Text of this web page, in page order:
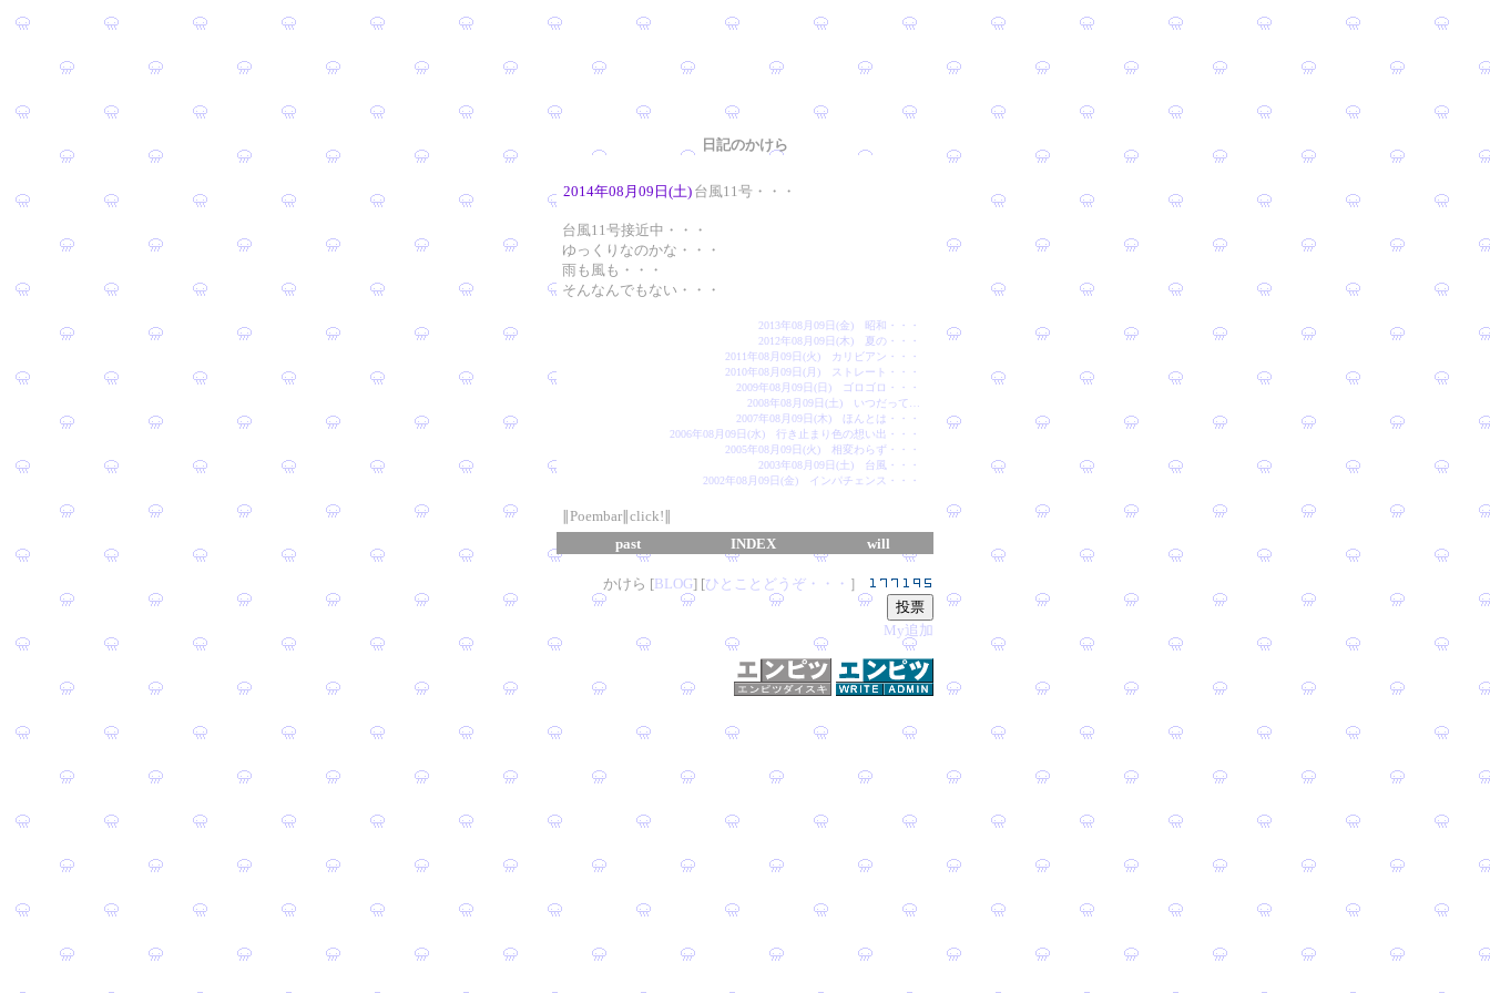
日記のかけら
2014年08月09日(土) 台風11号・・・
台風11号接近中・・・
ゆっくりなのかな・・・
雨も風も・・・
そんなんでもない・・・
2013年08月09日(金) 昭和・・・
2012年08月09日(木) 夏の・・・
2011年08月09日(火) カリビアン・・・
2010年08月09日(月) ストレート・・・
2009年08月09日(日) ゴロゴロ・・・
2008年08月09日(土) いつだって…
2007年08月09日(木) ほんとは・・・
2006年08月09日(水) 行き止まり色の想い出・・・
2005年08月09日(火) 相変わらず・・・
2003年08月09日(土) 台風・・・
2002年08月09日(金) インパチェンス・・・
∥Poembar∥click!∥
past
INDEX will
かけら [BLOG] [ひとことどうぞ・・・ ］
My追加